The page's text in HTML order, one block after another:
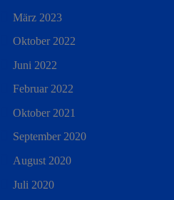
März 2023
Oktober 2022
Juni 2022
Februar 2022
Oktober 2021
September 2020
August 2020
Juli 2020